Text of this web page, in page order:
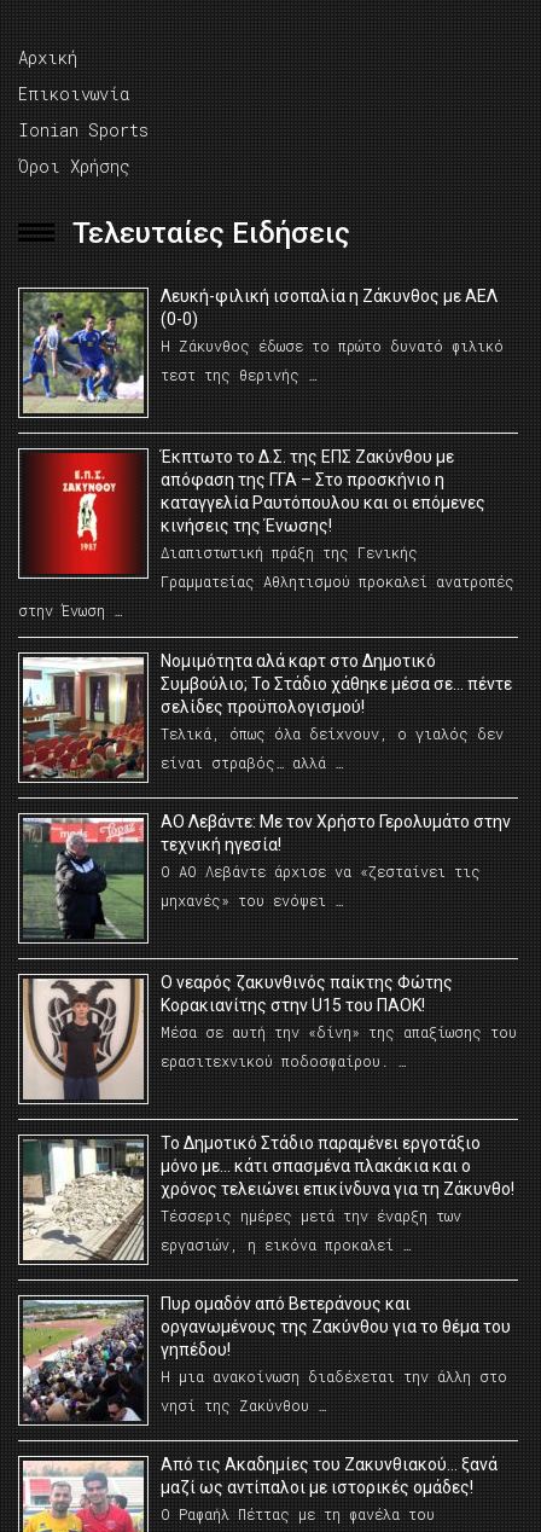
Αρχική
Επικοινωνία
Ionian Sports
Όροι Χρήσης
Τελευταίες Ειδήσεις
Λευκή-φιλική ισοπαλία η Ζάκυνθος με ΑΕΛ
(0-0)
Η Ζάκυνθος έδωσε το πρώτο δυνατό φιλικό
τεστ της θερινής …
Έκπτωτο το Δ.Σ. της ΕΠΣ Ζακύνθου με
απόφαση της ΓΓΑ – Στο προσκήνιο η
καταγγελία Ραυτόπουλου και οι επόμενες
κινήσεις της Ένωσης!
Διαπιστωτική πράξη της Γενικής
Γραμματείας Αθλητισμού προκαλεί ανατροπές
στην Ένωση …
Νομιμότητα αλά καρτ στο Δημοτικό
Συμβούλιο; Το Στάδιο χάθηκε μέσα σε… πέντε
σελίδες προϋπολογισμού!
Τελικά, όπως όλα δείχνουν, ο γιαλός δεν
είναι στραβός… αλλά …
ΑΟ Λεβάντε: Με τον Χρήστο Γερολυμάτο στην
τεχνική ηγεσία!
Ο ΑΟ Λεβάντε άρχισε να «ζεσταίνει τις
μηχανές» του ενόψει …
O νεαρός ζακυνθινός παίκτης Φώτης
Κορακιανίτης στην U15 του ΠΑΟΚ!
Μέσα σε αυτή την «δίνη» της απαξίωσης του
ερασιτεχνικού ποδοσφαίρου. …
Το Δημοτικό Στάδιο παραμένει εργοτάξιο
μόνο με… κάτι σπασμένα πλακάκια και ο
χρόνος τελειώνει επικίνδυνα για τη Ζάκυνθο!
Τέσσερις ημέρες μετά την έναρξη των
εργασιών, η εικόνα προκαλεί …
Πυρ ομαδόν από Βετεράνους και
οργανωμένους της Ζακύνθου για το θέμα του
γηπέδου!
Η μια ανακοίνωση διαδέχεται την άλλη στο
νησί της Ζακύνθου …
Από τις Ακαδημίες του Ζακυνθιακού… ξανά
μαζί ως αντίπαλοι με ιστορικές ομάδες!
Ο Ραφαήλ Πέττας με τη φανέλα του